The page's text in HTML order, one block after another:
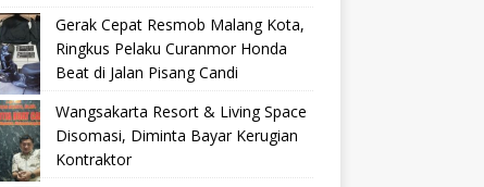
Gerak Cepat Resmob Malang Kota,
Ringkus Pelaku Curanmor Honda
Beat di Jalan Pisang Candi
Wangsakarta Resort & Living Space
Disomasi, Diminta Bayar Kerugian
Kontraktor